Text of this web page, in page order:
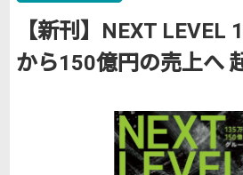
【新刊】NEXT LEVEL
から150億円の売上へ